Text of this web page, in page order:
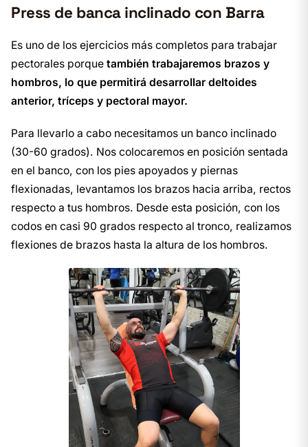
Press de banca inclinado con Barra
Es uno de los ejercicios más completos para trabajar
pectorales porque también trabajaremos brazos y
hombros, lo que permitirá desarrollar deltoides
anterior, tríceps y pectoral mayor.
Para llevarlo a cabo necesitamos un banco inclinado
(30-60 grados). Nos colocaremos en posición sentada
en el banco, con los pies apoyados y piernas
flexionadas, levantamos los brazos hacia arriba, rectos
respecto a tus hombros. Desde esta posición, con los
codos en casi 90 grados respecto al tronco, realizamos
flexiones de brazos hasta la altura de los hombros.